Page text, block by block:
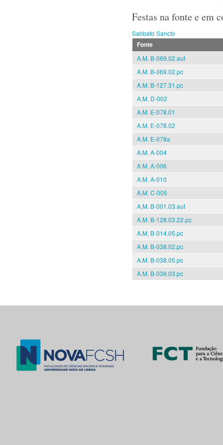
Festas na fonte e em
Sabbato Sancto
Fonte
A.M. B-069.02.aut
A.M. B-069.02.pc
A.M. B-127.31.pc
A.M. D-002
A.M. E-078.01
A.M. E-078.02
A.M. E-078a
A.M. A-004
A.M. A-006
A.M. A-010
A.M. C-005
A.M. B-001.03.aut
A.M. B-128.03.22.pc
A.M. B-014.05.pc
A.M. B-038.02.pc
A.M. B-038.05.pc
A.M. B-039.03.pc